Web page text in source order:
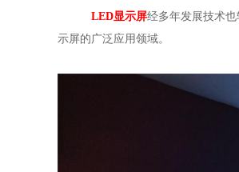
LED显示屏经多年发展技术
示屏的广泛应用领域。